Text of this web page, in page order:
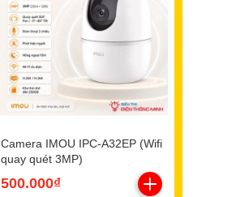
Camera IMOU IPC-A32EP (Wifi
quay quét 3MP)
500.000₫